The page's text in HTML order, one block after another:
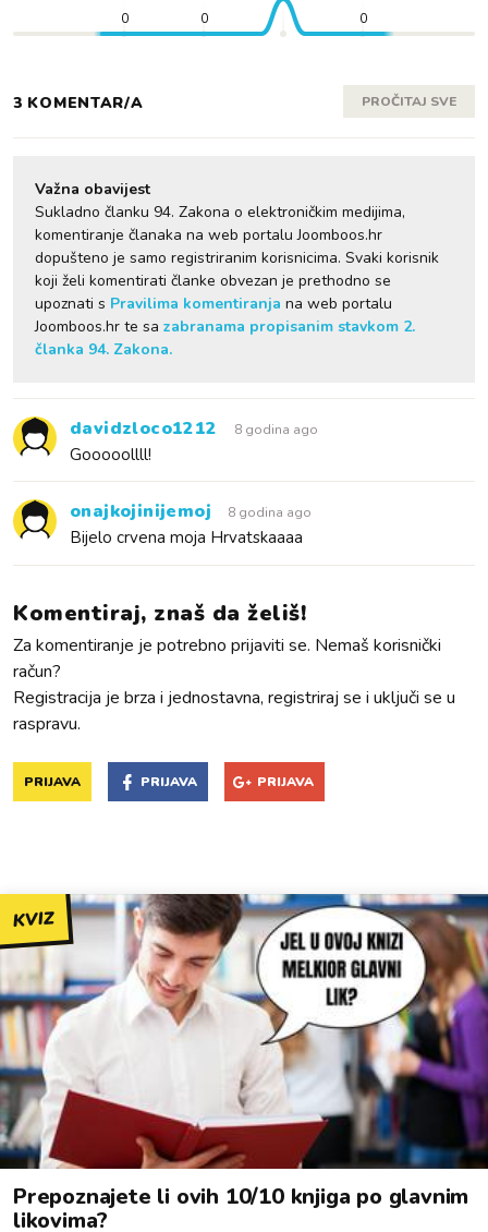
0 0 0
3 KOMENTAR/A PROČITAJ SVE
Važna obavijest
Sukladno članku 94. Zakona o elektroničkim medijima,
komentiranje članaka na web portalu Joomboos.hr
dopušteno je samo registriranim korisnicima. Svaki korisnik
koji želi komentirati članke obvezan je prethodno se
upoznati s Pravilima komentiranja na web portalu
Joomboos.hr te sa zabranama propisanim stavkom 2.
članka 94. Zakona.
davidzloco1212 8 godina ago
Gooooollll!
onajkojinijemoj 8 godina ago
Bijelo crvena moja Hrvatskaaaa
Komentiraj, znaš da želiš!
Za komentiranje je potrebno prijaviti se. Nemaš korisnički
račun?
Registracija je brza i jednostavna, registriraj se i uključi se u
raspravu.
PRIJAVA PRIJAVA PRIJAVA
KVIZ
Prepoznajete li ovih 10/10 knjiga po glavnim
likovima?